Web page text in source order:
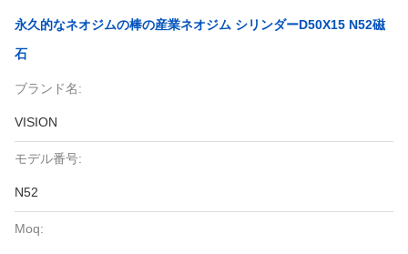
永久的なネオジムの棒の産業ネオジム シリンダーD50X15 N52磁
石
ブランド名:
VISION
モデル番号:
N52
Moq: